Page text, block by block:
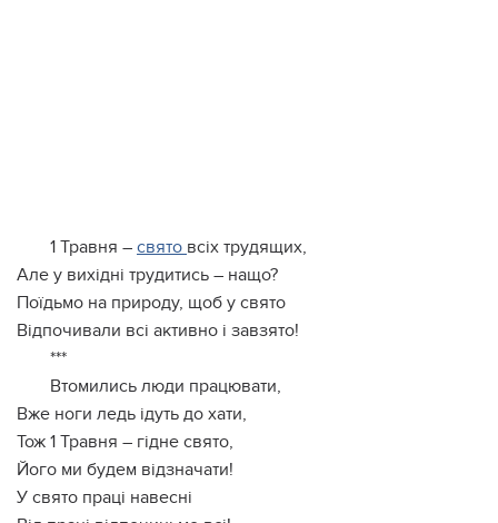
1 Травня – свято всіх трудящих,
Але у вихідні трудитись – нащо?
Поїдьмо на природу, щоб у свято
Відпочивали всі активно і завзято!
***
Втомились люди працювати,
Вже ноги ледь ідуть до хати,
Тож 1 Травня – гідне свято,
Його ми будем відзначати!
У свято праці навесні